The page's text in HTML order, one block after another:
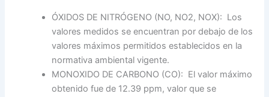
ÓXIDOS DE NITRÓGENO (NO, NO2, NOX): Los
valores medidos se encuentran por debajo de los
valores máximos permitidos establecidos en la
normativa ambiental vigente.
MONOXIDO DE CARBONO (CO): El valor máximo
obtenido fue de 12.39 ppm, valor que se